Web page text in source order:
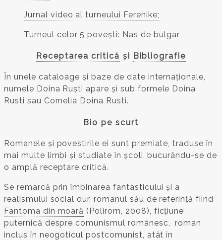
Jurnal video al turneului Ferenike;
Turneul celor 5 povești: Nas de bulgar
Receptarea critică și Bibliografie
În unele cataloage și baze de date internaționale,
numele Doina Ruști apare și sub formele Doina
Rusti sau Cornelia Doina Rusti.
Bio pe scurt
Romanele și povestirile ei sunt premiate, traduse în
mai multe limbi și studiate în școli, bucurându-se de
o amplă receptare critică.
Se remarcă prin îmbinarea fantasticului și a
realismului social dur, romanul său de referință fiind
Fantoma din moară (Polirom, 2008), ficțiune
puternică despre comunismul românesc, roman
inclus în neogoticul postcomunist, atât în